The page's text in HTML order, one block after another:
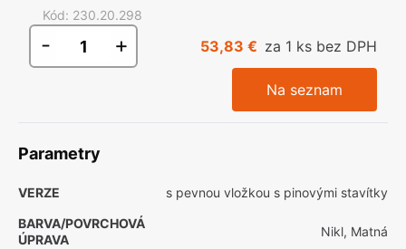
Kód: 230.20.298
- + 53,83 € za 1 ks bez DPH
Na seznam
Parametry
VERZE
s pevnou vložkou s pinovými stavítky
BARVA/POVRCHOVÁ
ÚPRAVA
Nikl, Matná